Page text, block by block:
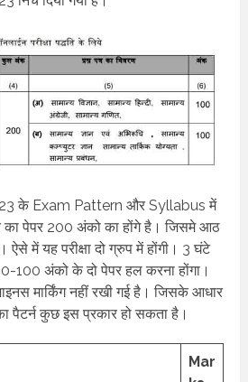
2023 के Exam Pattern और Syllabus में
का पेपर 200 अंको का होंगे है। जिसमे आठ
ऐसे में यह परीक्षा दो ग्रुप में होंगी। 3 घंटे
100 अंको के दो पेपर हल करना होंगा।
मार्किंग नहीं रखी गई है। जिसके आधार
पैटर्न कुछ इस प्रकार हो सकता है।
Mar